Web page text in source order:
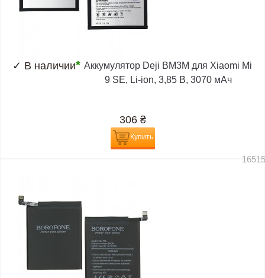
✓ В наличии* Аккумулятор Deji BM3M для Xiaomi Mi
9 SE, Li-ion, 3,85 B, 3070 мАч
306 ₴
Купить